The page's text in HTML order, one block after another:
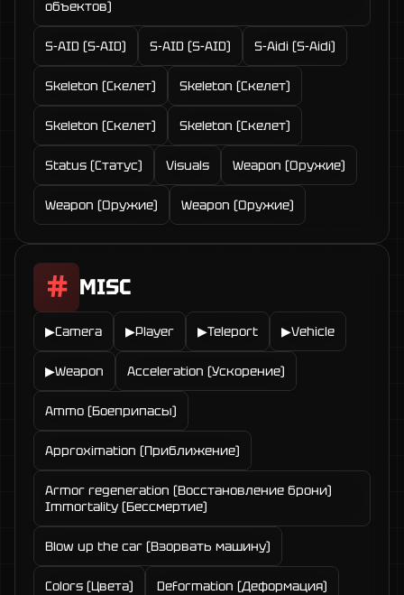
объектов)
S-AID (S-AID) S-AID (S-AID) S-Aidi (S-Aidi)
Skeleton (Скелет) Skeleton (Скелет)
Skeleton (Скелет) Skeleton (Скелет)
Status (Статус) Visuals Weapon (Оружие)
Weapon (Оружие) Weapon (Оружие)
MISC
▶Camera ▶Player ▶Teleport ▶Vehicle
▶Weapon Acceleration (Ускорение)
Ammo (Боеприпасы)
Approximation (Приближение)
Armor regeneration (Восстановление брони)
Immortality (Бессмертие)
Blow up the car (Взорвать машину)
Colors (Цвета) Deformation (Деформация)